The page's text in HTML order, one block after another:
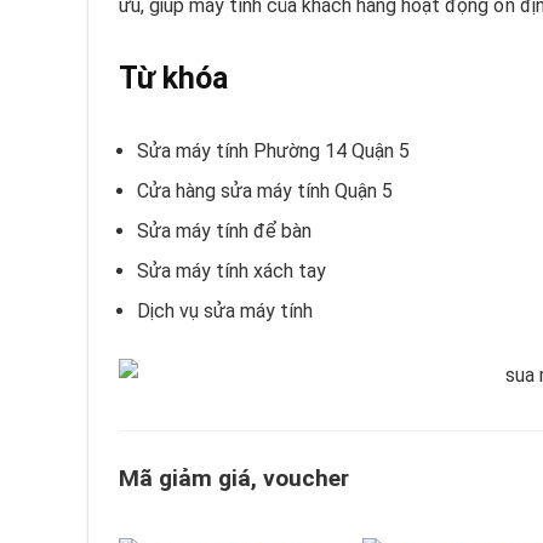
ưu, giúp máy tính của khách hàng hoạt động ổn
Từ khóa
Sửa máy tính Phường 14 Quận 5
Cửa hàng sửa máy tính Quận 5
Sửa máy tính để bàn
Sửa máy tính xách tay
Dịch vụ sửa máy tính
Mã giảm giá, voucher